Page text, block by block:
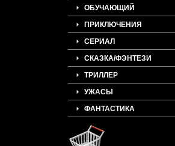
ОБУЧАЮЩИЙ
ПРИКЛЮЧЕНИЯ
СЕРИАЛ
СКАЗКА/ФЭНТЕЗИ
ТРИЛЛЕР
УЖАСЫ
ФАНТАСТИКА